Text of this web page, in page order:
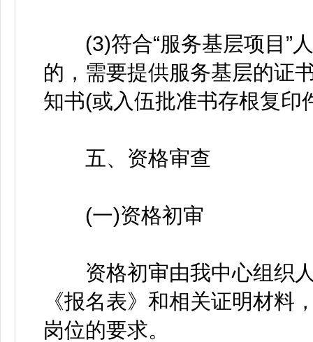
(3)符合“服务基层项目”人
的，需要提供服务基层的证
知书(或入伍批准书存根复印
五、资格审查
(一)资格初审
资格初审由我中心组织人
《报名表》和相关证明材料
岗位的要求。